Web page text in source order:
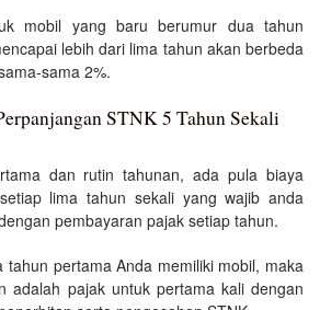
mobil yang baru berumur dua tahun
lebih dari lima tahun akan berbeda
sama 2%.
STNK 5 Tahun Sekali
dan rutin tahunan, ada pula biaya
lima tahun sekali yang wajib anda
pembayaran pajak setiap tahun.
tahun pertama Anda memiliki mobil, maka
adalah pajak untuk pertama kali dengan